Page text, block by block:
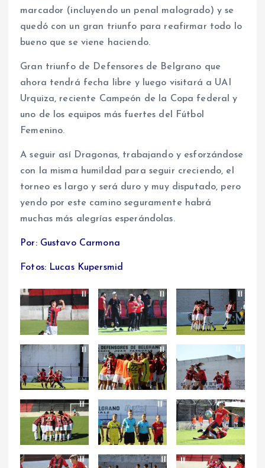
marcador (incluyendo un penal malogrado) y se
quedó con un gran triunfo para reafirmar todo lo
bueno que se viene haciendo.
Gran triunfo de Defensores de Belgrano que
ahora tendrá fecha libre y luego visitará a UAI
Urquiza, reciente Campeón de la Copa federal y
uno de los equipos más fuertes del Fútbol
Femenino.
A seguir así Dragonas, trabajando y esforzándose
con la misma humildad para seguir creciendo, el
torneo es largo y será duro y muy disputado, pero
yendo por este camino seguramente habrá
muchas más alegrías esperándolas.
Por: Gustavo Carmona
Fotos: Lucas Kupersmid